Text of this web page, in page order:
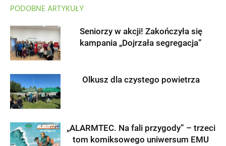
PODOBNE ARTYKUŁY
Seniorzy w akcji! Zakończyła się
kampania „Dojrzała segregacja”
Olkusz dla czystego powietrza
„ALARMTEC. Na fali przygody” – trzeci
tom komiksowego uniwersum EMU